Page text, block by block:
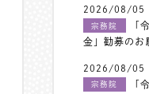
2026/08/05
宗務院
「
金」勧募のお
2026/08/05
宗務院
「